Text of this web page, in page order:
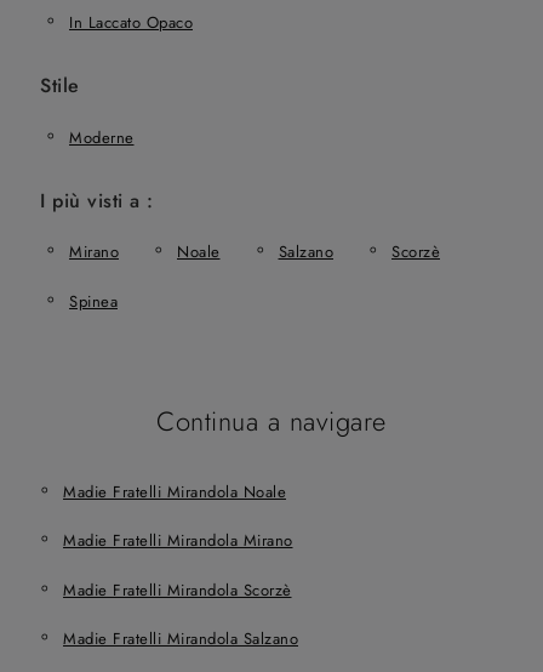
In Laccato Opaco
Stile
Moderne
I più visti a :
Mirano Noale Salzano Scorzè
Spinea
Continua a navigare
Madie Fratelli Mirandola Noale
Madie Fratelli Mirandola Mirano
Madie Fratelli Mirandola Scorzè
Madie Fratelli Mirandola Salzano